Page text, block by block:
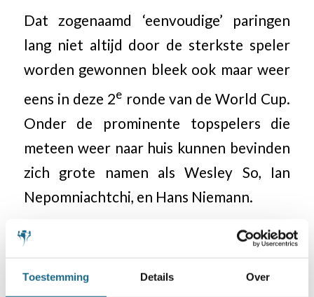
Toestemming Details Over
Dat zogenaamd ‘eenvoudige’ paringen
lang niet altijd door de sterkste speler
worden gewonnen bleek ook maar weer
eens in deze 2e ronde van de World Cup.
Onder de prominente topspelers die
meteen weer naar huis kunnen bevinden
zich grote namen als Wesley So, Ian
Nepomniachtchi, en Hans Niemann.
De derde ronde van World Cup start op
7 november om 11.00 uur (Nederlandse
tijd). Anish Giri speelt dan tegen